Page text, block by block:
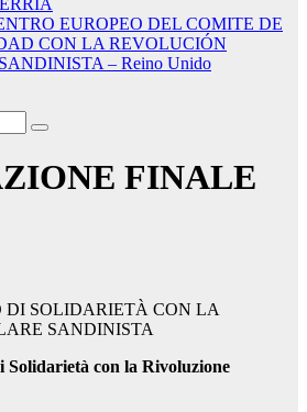
EUROPEO DEL COMITE DE
CON LA REVOLUCIÓN
– Reino Unido
FINALE
DI SOLIDARIETÀ CON LA
SANDINISTA
Solidarietà con la Rivoluzione